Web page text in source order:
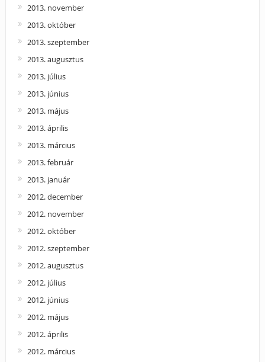
2013. november
2013. október
2013. szeptember
2013. augusztus
2013. július
2013. június
2013. május
2013. április
2013. március
2013. február
2013. január
2012. december
2012. november
2012. október
2012. szeptember
2012. augusztus
2012. július
2012. június
2012. május
2012. április
2012. március